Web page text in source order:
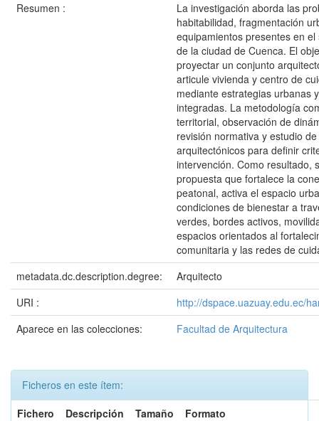
Resumen :
La investigación aborda las
habitabilidad, fragmentación
equipamientos presentes en el
de la ciudad de Cuenca. El
proyectar un conjunto
articule vivienda y centro de
mediante estrategias urbanas
integradas. La metodología
territorial, observación de
revisión normativa y estudio
arquitectónicos para definir
intervención. Como resultado,
propuesta que fortalece la
peatonal, activa el espacio
condiciones de bienestar a
verdes, bordes activos,
espacios orientados al
comunitaria y las redes de
metadata.dc.description.degree:
Arquitecto
URI :
http://dspace.uazuay.edu.ec/
Aparece en las colecciones:
Facultad de Arquitectura
Ficheros en este ítem:
Fichero
Descripción Tamaño
Formato